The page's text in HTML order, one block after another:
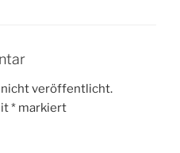
nicht veröffentlicht.
* markiert